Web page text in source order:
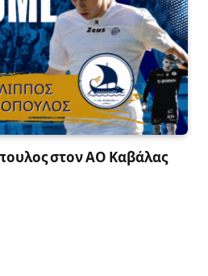
στον ΑΟ Καβάλας